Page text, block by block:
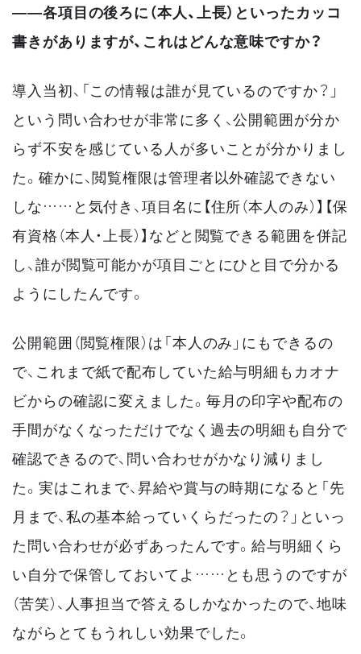
――各項目の後ろに（本人、上長）といったカッコ
書きがありますが、これはどんな意味ですか？
導入当初、「この情報は誰が見ているのですか？」
という問い合わせが非常に多く、公開範囲が分か
らず不安を感じている人が多いことが分かりまし
た。確かに、閲覧権限は管理者以外確認できない
しな……と気付き、項目名に【住所（本人のみ）】【保
有資格（本人・上長）】などと閲覧できる範囲を併記
し、誰が閲覧可能かが項目ごとにひと目で分かる
ようにしたんです。
公開範囲（閲覧権限）は「本人のみ」にもできるの
で、これまで紙で配布していた給与明細もカオナ
ビからの確認に変えました。毎月の印字や配布の
手間がなくなっただけでなく過去の明細も自分で
確認できるので、問い合わせがかなり減りまし
た。実はこれまで、昇給や賞与の時期になると「先
月まで、私の基本給っていくらだったの？」といっ
た問い合わせが必ずあったんです。給与明細くら
い自分で保管しておいてよ……とも思うのですが
（苦笑）、人事担当で答えるしかなかったので、地味
ながらとてもうれしい効果でした。